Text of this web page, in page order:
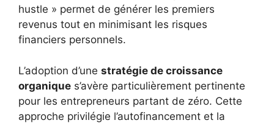
hustle » permet de générer les premiers
revenus tout en minimisant les risques
financiers personnels.
L’adoption d’une stratégie de croissance
organique s’avère particulièrement pertinente
pour les entrepreneurs partant de zéro. Cette
approche privilégie l’autofinancement et la